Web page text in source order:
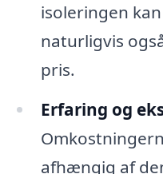
isoleringen
naturligvis
pris.
Erfaring og
afhængig af